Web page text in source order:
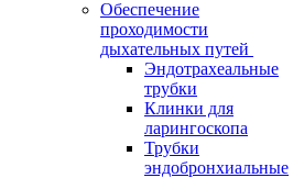
Обеспечение
проходимости
дыхательных путей
Эндотрахеальные
трубки
Клинки для
ларингоскопа
Трубки
эндобронхиальные